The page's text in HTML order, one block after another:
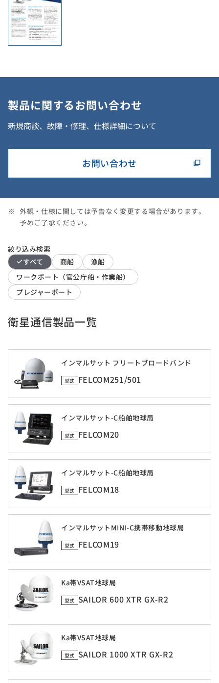
製品に関するお問い合わせ
新規商談、故障・修理、仕様詳細について
お問い合わせ
外観・仕様に関しては予告なく変更する場合があります。
予めご了承ください。
絞り込み検索
すべて
商船
漁船
ワークボート（官公庁船・作業船）
プレジャーボート
衛星通信製品一覧
インマルサット フリートブロードバンド
型式 FELCOM251/501
インマルサット-C船舶地球局
型式 FELCOM20
インマルサット-C船舶地球局
型式 FELCOM18
インマルサットMINI-C携帯移動地球局
型式 FELCOM19
Ka帯VSAT地球局
型式 SAILOR 600 XTR GX-R2
Ka帯VSAT地球局
型式 SAILOR 1000 XTR GX-R2